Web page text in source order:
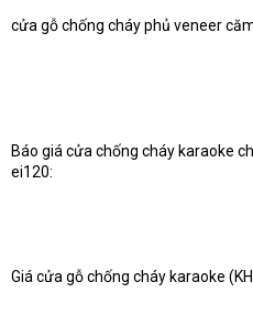
cửa gỗ chống cháy phủ veneer
Báo giá cửa chống cháy karaoke
ei120:
Giá cửa gỗ chống cháy karaoke